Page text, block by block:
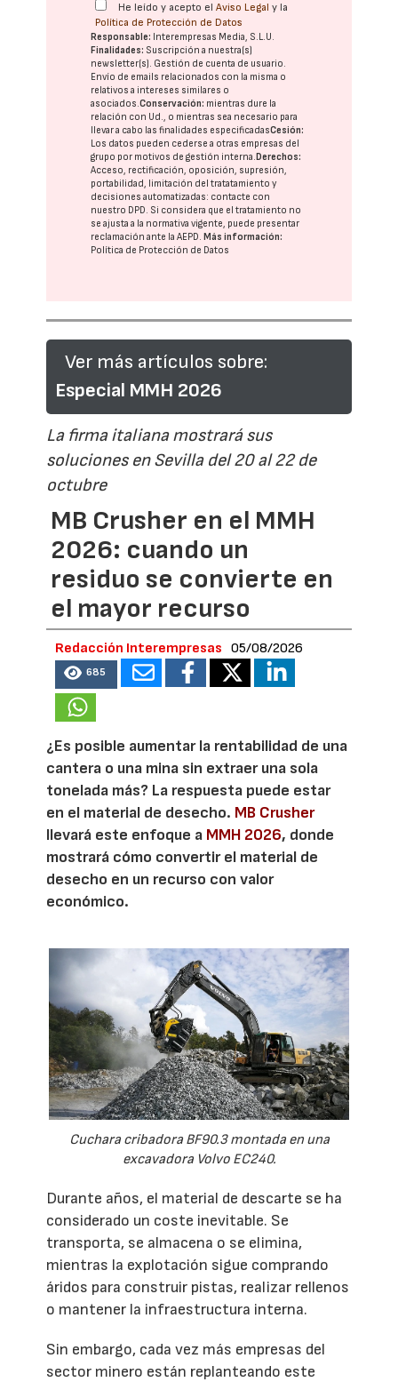
He leído y acepto elAviso Legal y la
Política de Protección de Datos
Responsable: Interempresas Media, S.L.U.
Finalidades: Suscripción a nuestra(s)
newsletter(s). Gestión de cuenta de usuario.
Envío de emails relacionados con la misma o
relativos a intereses similares o
asociados.Conservación: mientras dure la
relación con Ud., o mientras sea necesario para
llevar a cabo las finalidades especificadasCesión:
Los datos pueden cederse a otras empresas del
grupo por motivos de gestión interna. Derechos:
Acceso, rectificación, oposición, supresión,
portabilidad, limitación del tratatamiento y
decisiones automatizadas: contacte con
nuestro DPD. Si considera que el tratamiento no
se ajusta a la normativa vigente, puede presentar
reclamación ante laAEPD. Más información:
Política de Protección de Datos
Ver más artículos sobre:
Especial MMH 2026
La firma italiana mostrará sus
soluciones en Sevilla del 20 al 22 de
octubre
MB Crusher en el MMH
2026: cuando un
residuo se convierte en
el mayor recurso
Redacción Interempresas 05/08/2026
685
¿Es posible aumentar la rentabilidad de una
cantera o una mina sin extraer una sola
tonelada más? La respuesta puede estar
en el material de desecho. MB Crusher
llevará este enfoque a MMH 2026, donde
mostrará cómo convertir el material de
desecho en un recurso con valor
económico.
Cuchara cribadora BF90.3 montada en una
excavadora Volvo EC240.
Durante años, el material de descarte se ha
considerado un coste inevitable. Se
transporta, se almacena o se elimina,
mientras la explotación sigue comprando
áridos para construir pistas, realizar rellenos
o mantener la infraestructura interna.
Sin embargo, cada vez más empresas del
sector minero están replanteando este